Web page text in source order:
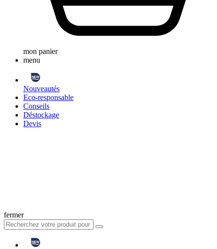
mon panier
menu
Nouveautés
Eco-responsable
Conseils
Déstockage
Devis
fermer